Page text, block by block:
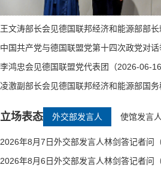
王文涛部长会见德国联邦经济和能源部部长
中国共产党与德国联盟党第十四次政党对话
李鸿忠会见德国联盟党代表团（2026-06-16
凌激副部长会见德国联邦经济和能源部国
立场表态 外交部发言人 使馆发言人
2026年8月7日外交部发言人林剑答记者问
2026年8月6日外交部发言人林剑答记者问